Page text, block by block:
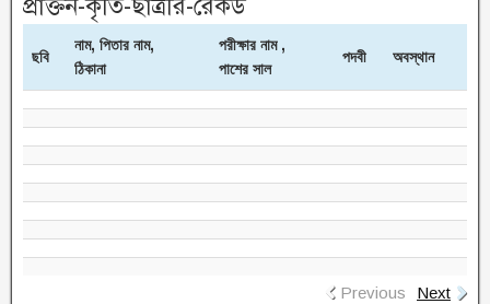
প্রাক্তন-কৃতি-ছাত্রীর-রেকর্ড
ছবি
নাম, পিতার নাম,
ঠিকানা
পরীক্ষার নাম ,
পাশের সাল
পদবী অবস্থান
Previous Next